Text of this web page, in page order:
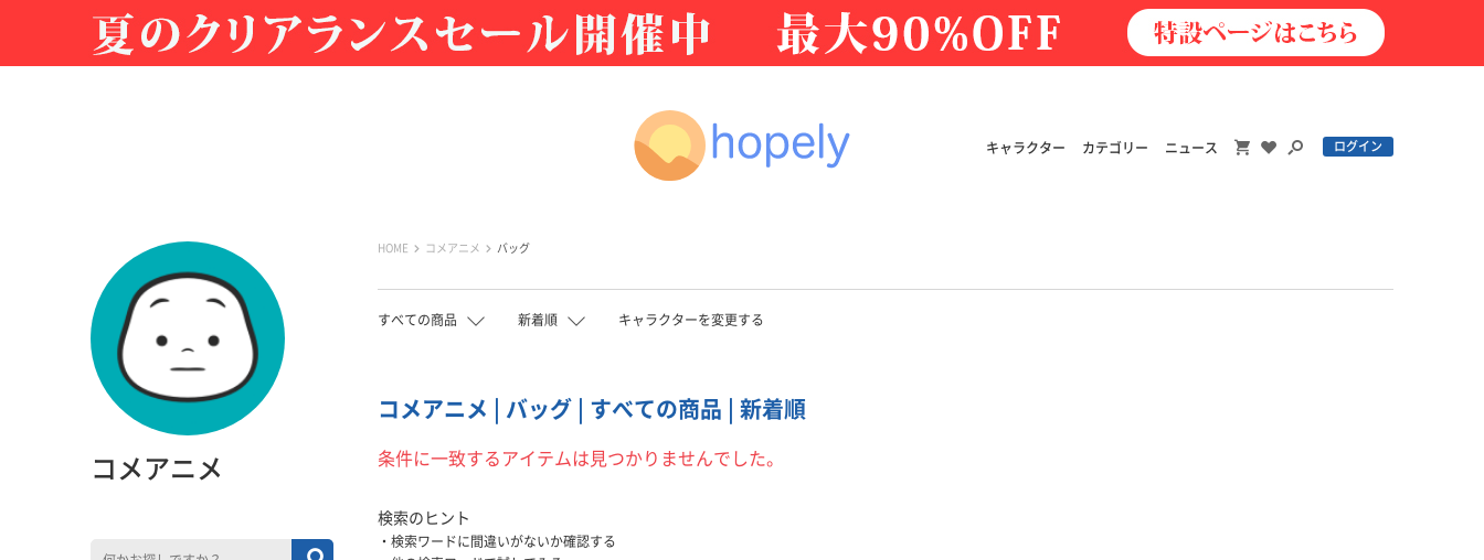
キャラクター カテゴリー ニュース ログイン
HOME コメアニメ バッグ
すべての商品 新着順 キャラクターを変更する
コメアニメ | バッグ | すべての商品 | 新着順
条件に一致するアイテムは見つかりませんでした。
検索のヒント
検索ワードに間違いがないか確認する
コメアニメ